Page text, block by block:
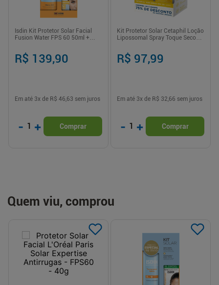
Isdin Kit Protetor Solar Facial
Fusion Water FPS 60 50ml +
R$ 139,90
Em até 3x de R$ 46,63 sem juros
- 1 + Comprar
Kit Protetor Solar Cetaphil Loção
Lipossomal Spray Toque Seco
R$ 97,99
Em até 3x de R$ 32,66 sem juros
- 1 + Comprar
Quem viu, comprou